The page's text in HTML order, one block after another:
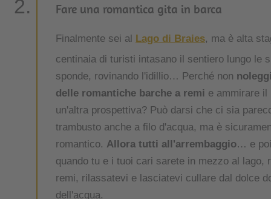
Fare una romantica gita in barca
Finalmente sei al Lago di Braies, ma è alta
centinaia di turisti intasano il sentiero lungo le
sponde, rovinando l'idillio… Perché non
delle romantiche barche a remi e ammirare il
un'altra prospettiva? Può darsi che ci sia
trambusto anche a filo d'acqua, ma è
romantico. Allora tutti all'arrembaggio… e
quando tu e i tuoi cari sarete in mezzo al lago,
remi, rilassatevi e lasciatevi cullare dal dolce
dell'acqua.